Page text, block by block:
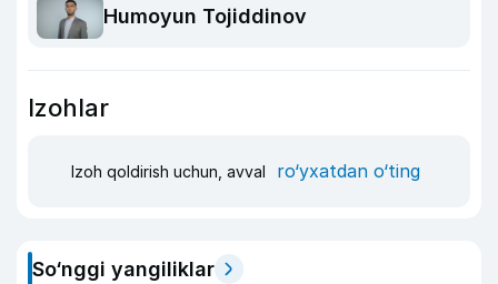
Humoyun Tojiddinov
Izohlar
Izoh qoldirish uchun, avval ro‘yxatdan o‘ting
So‘nggi yangiliklar